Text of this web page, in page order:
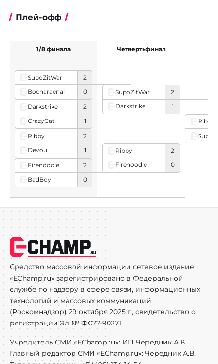
Плей-офф
SupoZitWar
2
Bocharaenai
0
Darkstrike
2
CrazyCat
1
Ribby
2
Devou
1
Firenoodle
2
BadBoy
0
1/8 финала
SupoZitWar
2
Darkstrike
1
Ribby
2
Firenoodle
0
Четвертьфинал
Ribby
Средство массовой информации сетевое издание
«EChamp.ru» зарегистрировано в Федеральной
службе по надзору в сфере связи, информационных
технологий и массовых коммуникаций
(Роскомнадзор) 29 октября 2025 г., свидетельство о
регистрации Эл № ФС77-90271
Учредитель СМИ «EChamp.ru»: ИП Чередник А.В.
Главный редактор СМИ «EChamp.ru»: Чередник А.В.